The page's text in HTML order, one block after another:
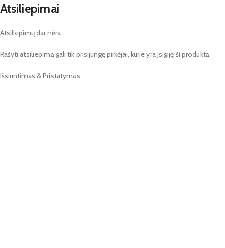
Atsiliepimai
Atsiliepimų dar nėra.
Rašyti atsiliepimą gali tik prisijungę pirkėjai, kurie yra įsigiję šį produktą.
Išsiuntimas & Pristatymas